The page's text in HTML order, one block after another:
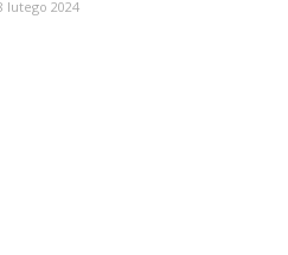
lutego 2024